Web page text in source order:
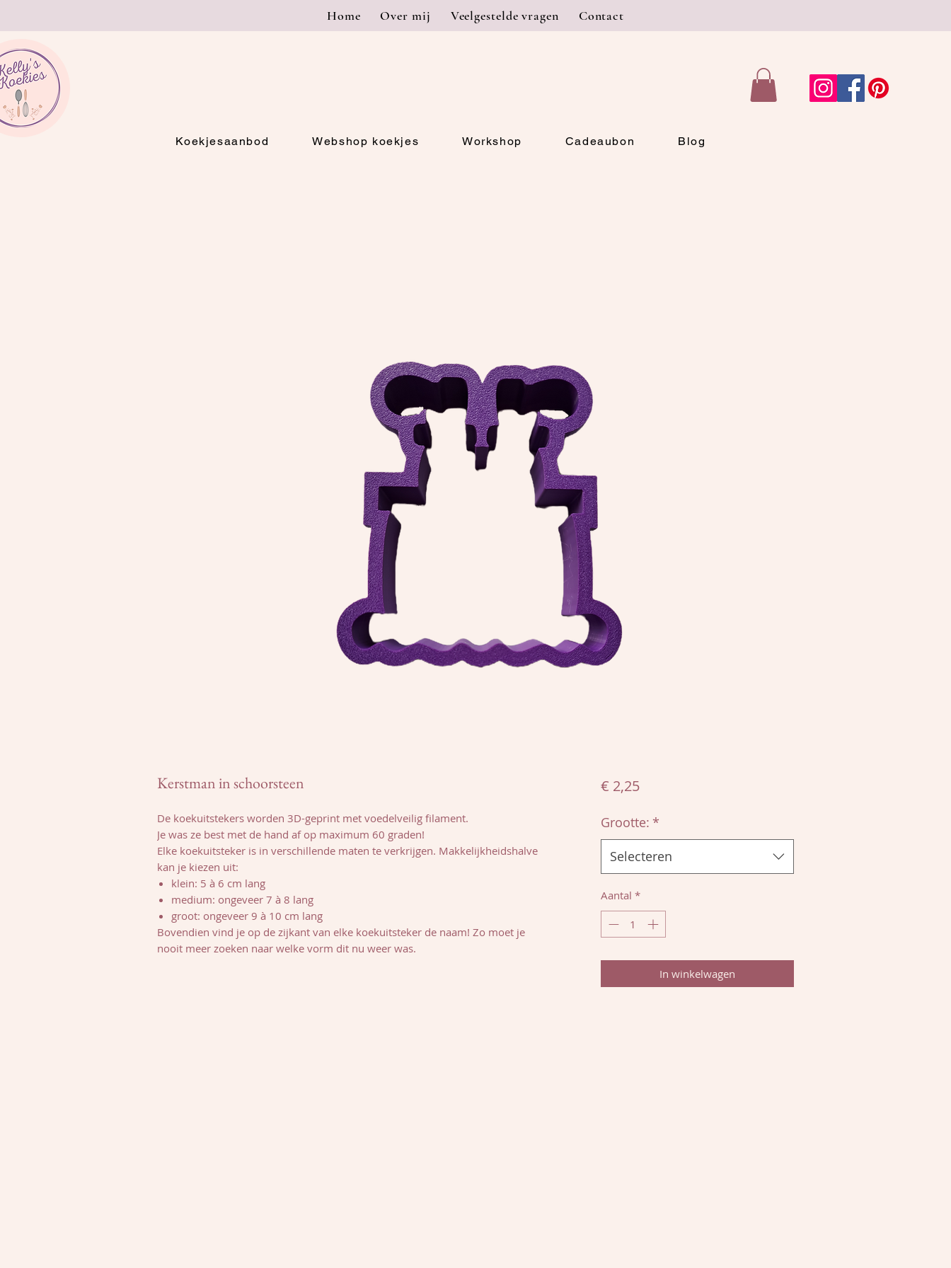
Home Over mij Veelgestelde vragen Contact
Koekjesaanbod Webshop koekjes Workshop Cadeaubon Blog
Kerstman in schoorsteen
De koekuitstekers worden 3D-geprint met voedelveilig filament.
Je was ze best met de hand af op maximum 60 graden!
Elke koekuitsteker is in verschillende maten te verkrijgen. Makkelijkheidshalve
kan je kiezen uit:
klein: 5 à 6 cm lang
medium: ongeveer 7 à 8 lang
groot: ongeveer 9 à 10 cm lang
Bovendien vind je op de zijkant van elke koekuitsteker de naam! Zo moet je
nooit meer zoeken naar welke vorm dit nu weer was.
€ 2,25Prijs
Grootte: *
Selecteren
Aantal *
In winkelwagen